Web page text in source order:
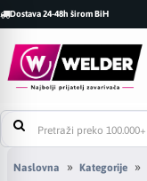
Dostava 24-48h širom BiH
Naslovna Kategorije